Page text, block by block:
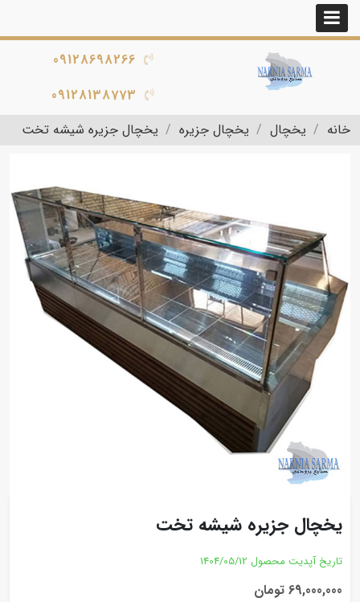
09128698266
09128138773
خانه
یخچال یخچال جزیره یخچال جزیره شیشه تخت
یخچال جزیره شیشه تخت
تاریخ آپدیت محصول 1404/05/12
69,000,000 تومان